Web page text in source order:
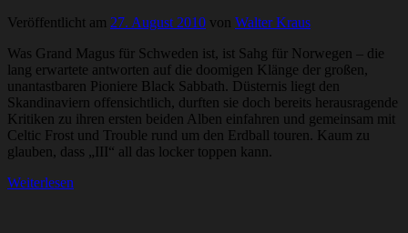
Veröffentlicht am 27. August 2010 von Walter Kraus
Was Grand Magus für Schweden ist, ist Sahg für Norwegen – die
lang erwartete antworten auf die doomigen Klänge der großen,
unantastbaren Pioniere Black Sabbath. Düsternis liegt den
Skandinaviern offensichtlich, durften sie doch bereits herausragende
Kritiken zu ihren ersten beiden Alben einfahren und gemeinsam mit
Celtic Frost und Trouble rund um den Erdball touren. Kaum zu
glauben, dass „III“ all das locker toppen kann.
Weiterlesen